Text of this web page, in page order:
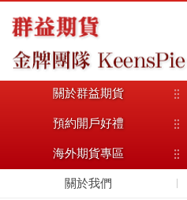
關於群益期貨
預約開戶好禮
海外期貨專區
關於我們